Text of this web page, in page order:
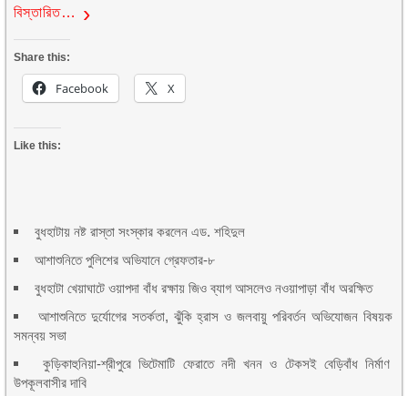
বিস্তারিত…
Share this:
Facebook X
Like this:
বুধহাটায় নষ্ট রাস্তা সংস্কার করলেন এড. শহিদুল
আশাশুনিতে পুলিশের অভিযানে গ্রেফতার-৮
বুধহাটা খেয়াঘাটে ওয়াপদা বাঁধ রক্ষায় জিও ব্যাগ আসলেও নওয়াপাড়া বাঁধ অরক্ষিত
আশাশুনিতে দুর্যোগের সতর্কতা, ঝুঁকি হ্রাস ও জলবায়ু পরিবর্তন অভিযোজন বিষয়ক
সমন্বয় সভা
কুড়িকাহুনিয়া-শ্রীপুরে ভিটেমাটি ফেরাতে নদী খনন ও টেকসই বেড়িবাঁধ নির্মাণ
উপকূলবাসীর দাবি